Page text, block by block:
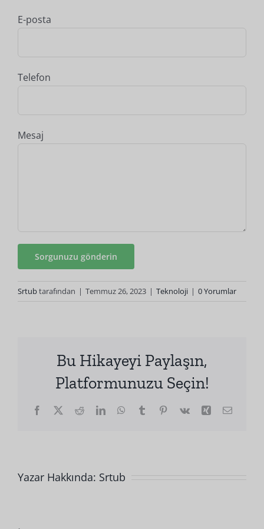
E-posta
Telefon
Mesaj
Srtubtarafından | Temmuz 26, 2023 | Teknoloji | 0 Yorumlar
Bu Hikayeyi Paylaşın,
Platformunuzu Seçin!
Facebook
X RedditLinkedInWhatsApp
Tumblr Pinterest
Vk Xing E-
Yazar Hakkında: Srtub